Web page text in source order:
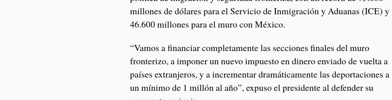
millones de dólares para el Servicio de Inmigración y Aduanas (ICE) y
46.600 millones para el muro con México.
“Vamos a financiar completamente las secciones finales del muro
fronterizo, a imponer un nuevo impuesto en dinero enviado de vuelta a
países extranjeros, y a incrementar dramáticamente las deportaciones a
un mínimo de 1 millón al año”, expuso el presidente al defender su